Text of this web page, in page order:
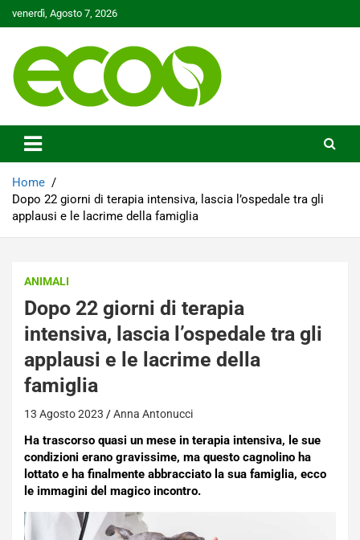
to
venerdì, Agosto 7, 2026
Ecoo.it
Home
Dopo 22 giorni di terapia intensiva, lascia l’ospedale tra gli
applausi e le lacrime della famiglia
ANIMALI
Dopo 22 giorni di terapia
intensiva, lascia l’ospedale tra gli
applausi e le lacrime della
famiglia
13 Agosto 2023 Anna Antonucci
Ha trascorso quasi un mese in terapia intensiva, le sue
condizioni erano gravissime, ma questo cagnolino ha
lottato e ha finalmente abbracciato la sua famiglia, ecco
le immagini del magico incontro.